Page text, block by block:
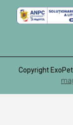
Copyright